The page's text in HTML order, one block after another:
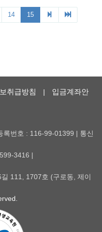
취급방침 |
입금계좌안
록번호 : 116-99-01399 | 통신
3416 |
111, 1707호 (구로동, 제이